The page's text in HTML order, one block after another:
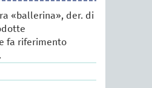
«ballerina», der. di
fa riferimento